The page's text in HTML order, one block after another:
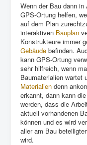
Wenn der Bau dann
GPS-Ortung helfen,
auf dem Plan
interaktiven Bauplan
Konstrukteure immer
Gebäude befinden.
kann GPS-Ortung
sehr hilfreich, wenn
Baumaterialien wartet
Materialien denn
erkannt, dann kann
werden, dass die
aktuell vorhandenen
können und es wird
aller am Bau
wird.